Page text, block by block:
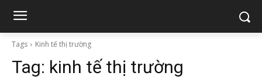
Tags Kinh tế thị trường
Tag: kinh tế thị trường